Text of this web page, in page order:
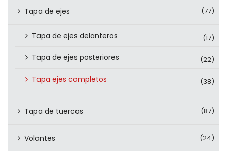
Tapa de ejes (77)
Tapa de ejes delanteros (17)
Tapa de ejes posteriores (22)
Tapa ejes completos (38)
Tapa de tuercas (87)
Volantes (24)